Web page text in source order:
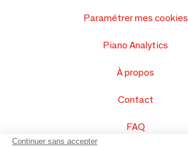
Paramétrer mes cookies
Piano Analytics
À propos
Contact
FAQ
Continuer sans accepter